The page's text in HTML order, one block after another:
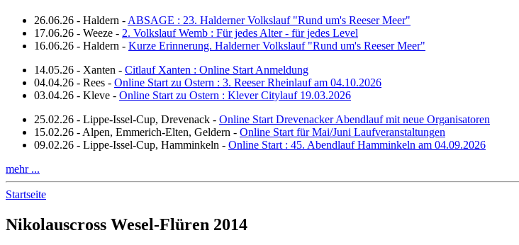
26.06.26 - Haldern - ABSAGE : 23. Halderner Volkslauf "Rund um's Reeser Meer"
17.06.26 - Weeze - 2. Volkslauf Wemb : Für jedes Alter - für jedes Level
16.06.26 - Haldern - Kurze Erinnerung. Halderner Volkslauf "Rund um's Reeser Meer"
14.05.26 - Xanten - Citlauf Xanten : Online Start Anmeldung
04.04.26 - Rees - Online Start zu Ostern : 3. Reeser Rheinlauf am 04.10.2026
03.04.26 - Kleve - Online Start zu Ostern : Klever Citylauf 19.03.2026
25.02.26 - Lippe-Issel-Cup, Drevenack - Online Start Drevenacker Abendlauf mit neue Organisatoren
15.02.26 - Alpen, Emmerich-Elten, Geldern - Online Start für Mai/Juni Laufveranstaltungen
09.02.26 - Lippe-Issel-Cup, Hamminkeln - Online Start : 45. Abendlauf Hamminkeln am 04.09.2026
mehr ...
Startseite
Nikolauscross Wesel-Flüren 2014